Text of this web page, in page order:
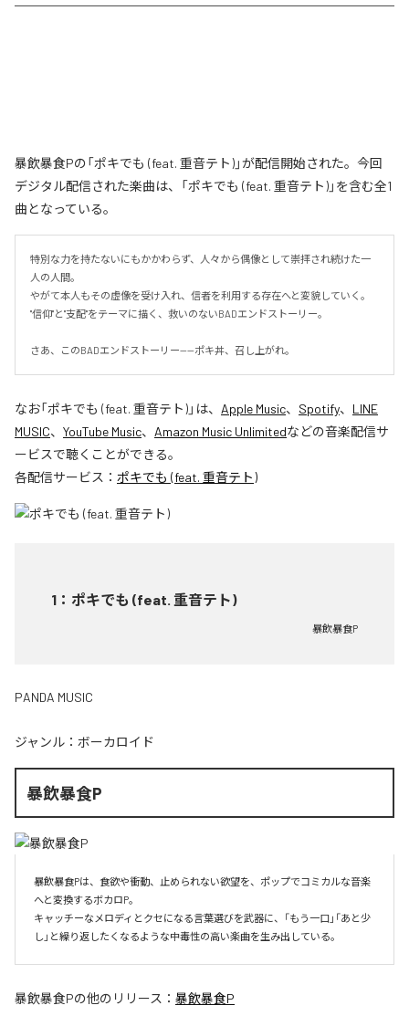
暴飲暴食Pの「ポキでも (feat. 重音テト)」が配信開始された。今回
デジタル配信された楽曲は、「ポキでも (feat. 重音テト)」を含む全1
曲となっている。
特別な力を持たないにもかかわらず、人々から偶像として崇拝され続けた一
人の人間。
やがて本人もその虚像を受け入れ、信者を利用する存在へと変貌していく。
"信仰"と"支配"をテーマに描く、救いのないBADエンドストーリー。
さあ、このBADエンドストーリー——ポキ丼、召し上がれ。
なお「ポキでも (feat. 重音テト)」は、 Apple Music、 Spotify、 LINE
MUSIC、 YouTube Music、 Amazon Music Unlimitedなどの音楽配信サ
ービスで聴くことができる。
各配信サービス： ポキでも (feat. 重音テト)
1 ： ポキでも (feat. 重音テト)
暴飲暴食P
PANDA MUSIC
ジャンル： ボーカロイド
暴飲暴食P
暴飲暴食Pは、食欲や衝動、止められない欲望を、ポップでコミカルな音楽
へと変換するボカロP。
キャッチーなメロディとクセになる言葉選びを武器に、「もう一口」「あと少
し」と繰り返したくなるような中毒性の高い楽曲を生み出している。
暴飲暴食Pの他のリリース： 暴飲暴食P